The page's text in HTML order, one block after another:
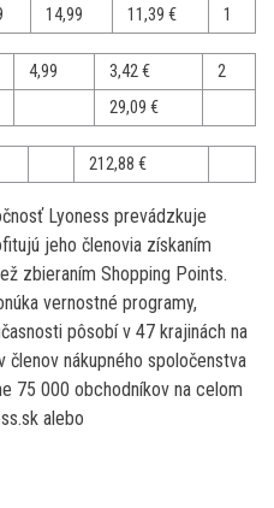
14,99 11,39 € 1
4,99 3,42 €
2
29,09 €
212,88 €
Lyoness prevádzkuje
jeho členovia získaním
zbieraním Shopping Points.
vernostné programy,
pôsobí v 47 krajinách na
nákupného spoločenstva
75 000 obchodníkov na celom
alebo